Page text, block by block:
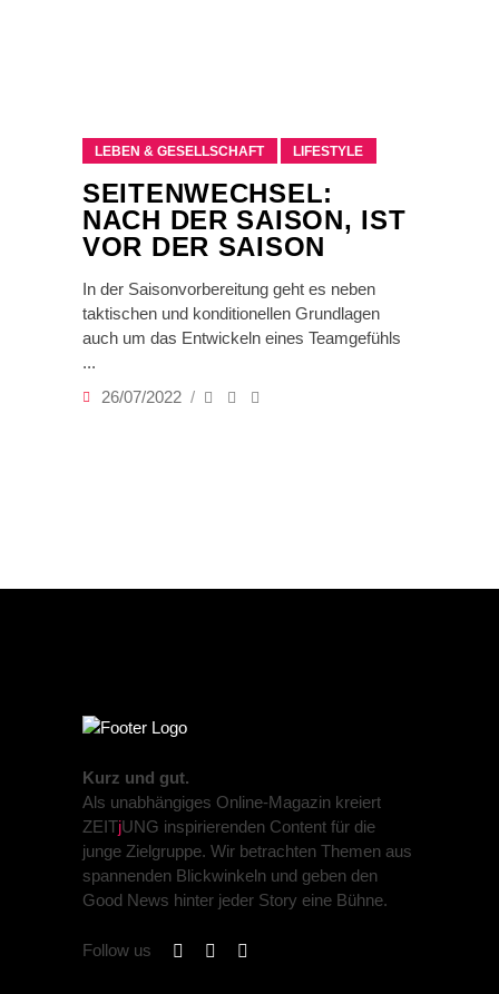
LEBEN & GESELLSCHAFT LIFESTYLE
SEITENWECHSEL:
NACH DER SAISON, IST
VOR DER SAISON
In der Saisonvorbereitung geht es neben
taktischen und konditionellen Grundlagen
auch um das Entwickeln eines Teamgefühls
26/07/2022
Kurz und gut.
Als unabhängiges Online-Magazin kreiert
ZEITjUNG inspirierenden Content für die
junge Zielgruppe. Wir betrachten Themen aus
spannenden Blickwinkeln und geben den
Good News hinter jeder Story eine Bühne.
Follow us